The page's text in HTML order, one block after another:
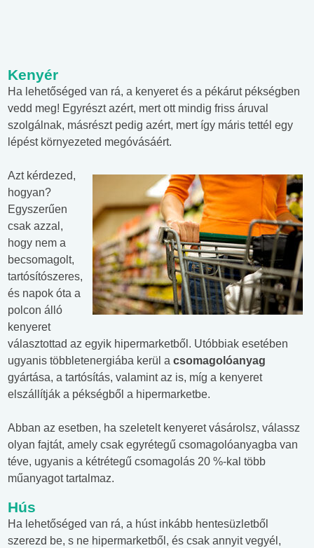
Kenyér
Ha lehetőséged van rá, a kenyeret és a pékárut pékségben
vedd meg! Egyrészt azért, mert ott mindig friss áruval
szolgálnak, másrészt pedig azért, mert így máris tettél egy
lépést környezeted megóvásáért.
Azt kérdezed,
hogyan?
Egyszerűen
csak azzal,
hogy nem a
becsomagolt,
tartósítószeres,
és napok óta a
polcon álló
kenyeret
választottad az egyik hipermarketből. Utóbbiak esetében
ugyanis többletenergiába kerül a csomagolóanyag
gyártása, a tartósítás, valamint az is, míg a kenyeret
elszállítják a pékségből a hipermarketbe.
Abban az esetben, ha szeletelt kenyeret vásárolsz, válassz
olyan fajtát, amely csak egyrétegű csomagolóanyagba van
téve, ugyanis a kétrétegű csomagolás 20 %-kal több
műanyagot tartalmaz.
Hús
Ha lehetőséged van rá, a húst inkább hentesüzletből
szerezd be, s ne hipermarketből, és csak annyit vegyél,